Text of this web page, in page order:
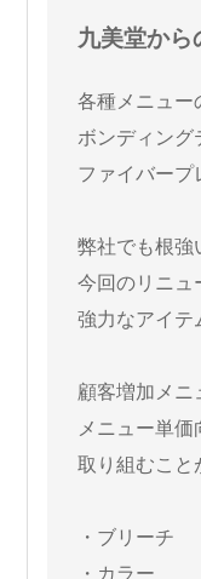
九美堂から
各種メニュー
ボンディング
ファイバープ
弊社でも根強
今回のリニュ
強力なアイテ
顧客増加メニ
メニュー単
取り組むこと
・ブリーチ
・カラー